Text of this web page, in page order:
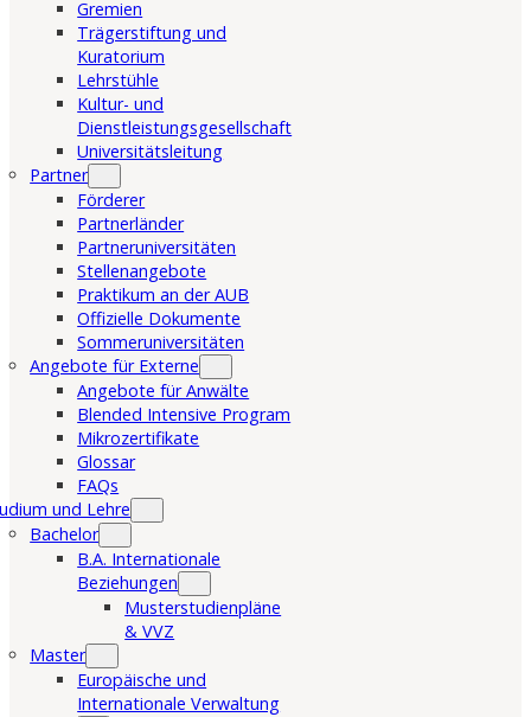
Gremien
Trägerstiftung und
Kuratorium
Lehrstühle
Kultur- und
Dienstleistungsgesellschaft
Universitätsleitung
Partner
Förderer
Partnerländer
Partneruniversitäten
Stellenangebote
Praktikum an der AUB
Offizielle Dokumente
Sommeruniversitäten
Angebote für Externe
Angebote für Anwälte
Blended Intensive Program
Mikrozertifikate
Glossar
FAQs
und Lehre
Bachelor
B.A. Internationale
Beziehungen
Musterstudienpläne
& VVZ
Master
Europäische und
Internationale Verwaltung